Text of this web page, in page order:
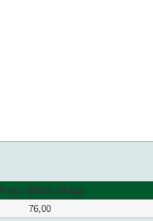
Preço (R$/sc 50 kg)
76,00